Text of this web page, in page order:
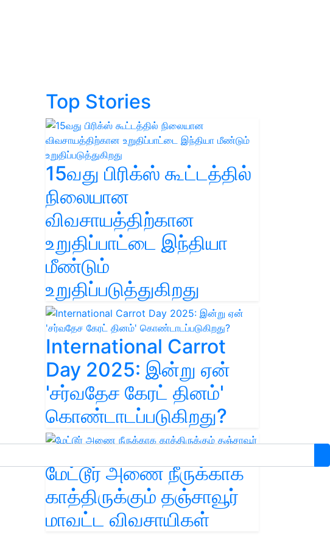
Top Stories
15வது பிரிக்ஸ் கூட்டத்தில்
நிலையான
விவசாயத்திற்கான
உறுதிப்பாட்டை இந்தியா
மீண்டும்
உறுதிப்படுத்துகிறது
International Carrot
Day 2025: இன்று ஏன்
'சர்வதேச கேரட் தினம்'
கொண்டாடப்படுகிறது?
மேட்டூர் அணை நீருக்காக
காத்திருக்கும் தஞ்சாவூர்
மாவட்ட விவசாயிகள்